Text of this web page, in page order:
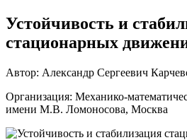
Устойчивость и
стационарных
Автор: Александр Сергеевич
Организация: Механико-
имени М.В. Ломоносова, Москва